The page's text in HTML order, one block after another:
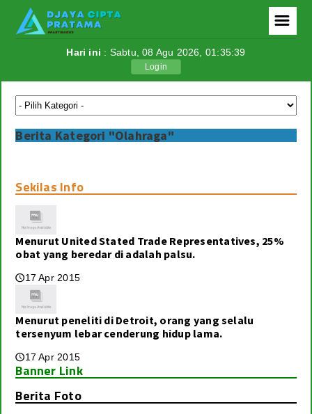
Politik
Teknologi
Internasional
Berita Foto
Download
Agenda
Layanan Kami
Spesialis Pintu Besi
☰
Hari ini : Sabtu, 08 Agu 2026, 01:35:39
Login
Berita Kategori "Olahraga"
Sekilas Info
Menurut United Stated Trade Representatives, 25%
obat yang beredar di adalah palsu.
🕔17 Apr 2015
Menurut peneliti di Detroit, orang yang selalu
tersenyum lebar cenderung hidup lama.
🕔17 Apr 2015
Banner Link
Berita Foto